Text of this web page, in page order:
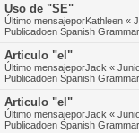
Uso de "SE"
Último mensajeporKathleen «
Publicadoen Spanish Grammar
Articulo "el"
Último mensajeporJack «
Publicadoen Spanish Grammar
Articulo "el"
Último mensajeporJack «
Publicadoen Spanish Grammar